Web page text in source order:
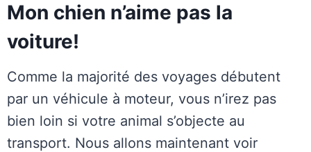
Mon chien n’aime pas la
voiture!
Comme la majorité des voyages débutent
par un véhicule à moteur, vous n’irez pas
bien loin si votre animal s’objecte au
transport. Nous allons maintenant voir